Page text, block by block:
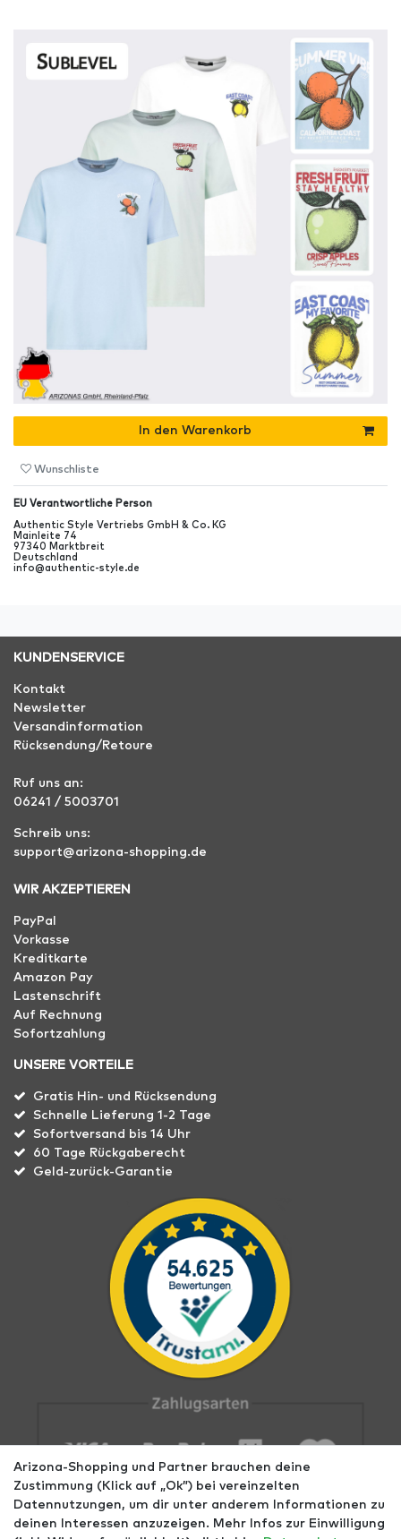
In den Warenkorb
Wunschliste
EU Verantwortliche Person
Authentic Style Vertriebs GmbH & Co. KG
Mainleite 74
97340 Marktbreit
Deutschland
info@authentic-style.de
KUNDENSERVICE
Kontakt
Newsletter
Versandinformation
Rücksendung/Retoure
Ruf uns an:
06241 / 5003701
Schreib uns:
support@arizona-shopping.de
WIR AKZEPTIEREN
PayPal
Vorkasse
Kreditkarte
Amazon Pay
Lastenschrift
Auf Rechnung
Sofortzahlung
UNSERE VORTEILE
Gratis Hin- und Rücksendung
Schnelle Lieferung 1-2 Tage
Sofortversand bis 14 Uhr
60 Tage Rückgaberecht
Geld-zurück-Garantie
Arizona-Shopping und Partner brauchen deine
Zustimmung (Klick auf „Ok”) bei vereinzelten
Datennutzungen, um dir unter anderem Informationen zu
deinen Interessen anzuzeigen. Mehr Infos zur Einwilligung